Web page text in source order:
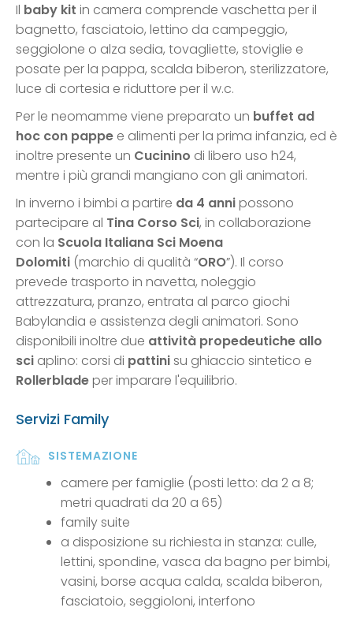
Il baby kit in camera comprende vaschetta per il
bagnetto, fasciatoio, lettino da campeggio,
seggiolone o alza sedia, tovagliette, stoviglie e
posate per la pappa, scalda biberon, sterilizzatore,
luce di cortesia e riduttore per il w.c.
Per le neomamme viene preparato un buffet ad
hoc con pappe e alimenti per la prima infanzia, ed è
inoltre presente un Cucinino di libero uso h24,
mentre i più grandi mangiano con gli animatori.
In inverno i bimbi a partire da 4 annipossono
partecipare al Tina Corso Sci, in collaborazione
con la Scuola Italiana Sci Moena
Dolomiti (marchio di qualità “ORO”). Il corso
prevede trasporto in navetta, noleggio
attrezzatura, pranzo, entrata al parco giochi
Babylandia e assistenza degli animatori. Sono
disponibili inoltre due attività propedeutiche allo
sci aplino: corsi di pattinisu ghiaccio sintetico e
Rollerbladeper imparare l'equilibrio.
Servizi Family
SISTEMAZIONE
camere per famiglie (posti letto: da 2 a 8;
metri quadrati da 20 a 65)
family suite
a disposizione su richiesta in stanza: culle,
lettini, spondine, vasca da bagno per bimbi,
vasini, borse acqua calda, scalda biberon,
fasciatoio, seggioloni, interfono